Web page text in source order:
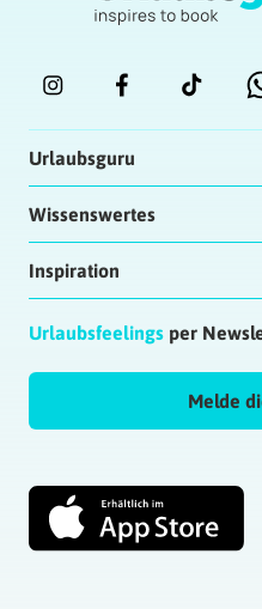
Urlaubsguru
Wissenswertes
Inspiration
Urlaubsfeelings per
Melde